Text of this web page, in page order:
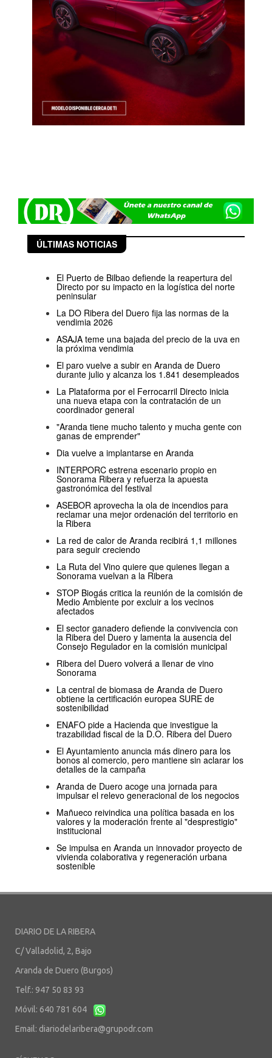
ÚLTIMAS NOTICIAS
El Puerto de Bilbao defiende la reapertura del
Directo por su impacto en la logística del norte
peninsular
La DO Ribera del Duero fija las normas de la
vendimia 2026
ASAJA teme una bajada del precio de la uva en
la próxima vendimia
El paro vuelve a subir en Aranda de Duero
durante julio y alcanza los 1.841 desempleados
La Plataforma por el Ferrocarril Directo inicia
una nueva etapa con la contratación de un
coordinador general
"Aranda tiene mucho talento y mucha gente con
ganas de emprender"
Dia vuelve a implantarse en Aranda
INTERPORC estrena escenario propio en
Sonorama Ribera y refuerza la apuesta
gastronómica del festival
ASEBOR aprovecha la ola de incendios para
reclamar una mejor ordenación del territorio en
la Ribera
La red de calor de Aranda recibirá 1,1 millones
para seguir creciendo
La Ruta del Vino quiere que quienes llegan a
Sonorama vuelvan a la Ribera
STOP Biogás critica la reunión de la comisión de
Medio Ambiente por excluir a los vecinos
afectados
El sector ganadero defiende la convivencia con
la Ribera del Duero y lamenta la ausencia del
Consejo Regulador en la comisión municipal
Ribera del Duero volverá a llenar de vino
Sonorama
La central de biomasa de Aranda de Duero
obtiene la certificación europea SURE de
sostenibilidad
ENAFO pide a Hacienda que investigue la
trazabilidad fiscal de la D.O. Ribera del Duero
El Ayuntamiento anuncia más dinero para los
bonos al comercio, pero mantiene sin aclarar los
detalles de la campaña
Aranda de Duero acoge una jornada para
impulsar el relevo generacional de los negocios
Mañueco reivindica una política basada en los
valores y la moderación frente al "desprestigio"
institucional
Se impulsa en Aranda un innovador proyecto de
vivienda colaborativa y regeneración urbana
sostenible
DIARIO DE LA RIBERA
C/ Valladolid, 2, Bajo
Aranda de Duero (Burgos)
Telf.: 947 50 83 93
Móvil: 640 781 604
Email: diariodelaribera@grupodr.com